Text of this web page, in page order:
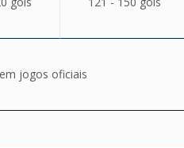
jogos oficiais